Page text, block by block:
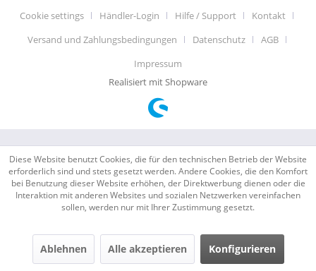
Cookie settings Händler-Login Hilfe / Support
Kontakt
Versand und Zahlungsbedingungen
Datenschutz
AGB
Impressum
Realisiert mit Shopware
Diese Website benutzt Cookies, die für den technischen Betrieb der Website
erforderlich sind und stets gesetzt werden. Andere Cookies, die den Komfort
bei Benutzung dieser Website erhöhen, der Direktwerbung dienen oder die
Interaktion mit anderen Websites und sozialen Netzwerken vereinfachen
sollen, werden nur mit Ihrer Zustimmung gesetzt.
Ablehnen Alle akzeptieren Konfigurieren